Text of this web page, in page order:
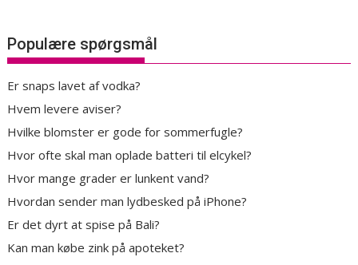
Populære spørgsmål
Er snaps lavet af vodka?
Hvem levere aviser?
Hvilke blomster er gode for sommerfugle?
Hvor ofte skal man oplade batteri til elcykel?
Hvor mange grader er lunkent vand?
Hvordan sender man lydbesked på iPhone?
Er det dyrt at spise på Bali?
Kan man købe zink på apoteket?